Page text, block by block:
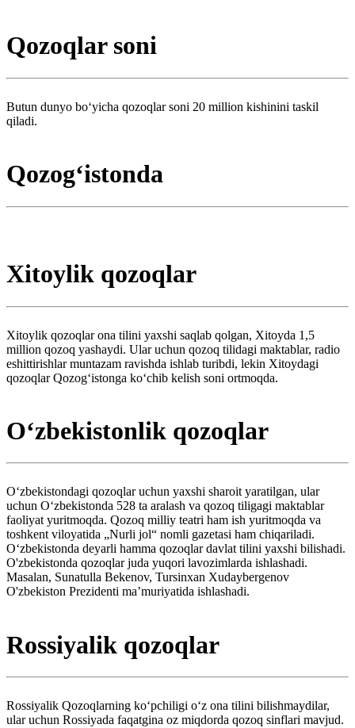
Qozoqlar soni
Butun dunyo boʻyicha qozoqlar soni 20 million kishinini taskil
qiladi.
Qozogʻistonda
Xitoylik qozoqlar
Xitoylik qozoqlar ona tilini yaxshi saqlab qolgan, Xitoyda 1,5
million qozoq yashaydi. Ular uchun qozoq tilidagi maktablar, radio
eshittirishlar muntazam ravishda ishlab turibdi, lekin Xitoydagi
qozoqlar Qozogʻistonga koʻchib kelish soni ortmoqda.
Oʻzbekistonlik qozoqlar
Oʻzbekistondagi qozoqlar uchun yaxshi sharoit yaratilgan, ular
uchun Oʻzbekistonda 528 ta aralash va qozoq tiligagi maktablar
faoliyat yuritmoqda. Qozoq milliy teatri ham ish yuritmoqda va
toshkent viloyatida „Nurli jol“ nomli gazetasi ham chiqariladi.
Oʻzbekistonda deyarli hamma qozoqlar davlat tilini yaxshi bilishadi.
O'zbekistonda qozoqlar juda yuqori lavozimlarda ishlashadi.
Masalan, Sunatulla Bekenov, Tursinxan Xudaybergenov
O'zbekiston Prezidenti maʼmuriyatida ishlashadi.
Rossiyalik qozoqlar
Rossiyalik Qozoqlarning koʻpchiligi oʻz ona tilini bilishmaydilar,
ular uchun Rossiyada faqatgina oz miqdorda qozoq sinflari mavjud.